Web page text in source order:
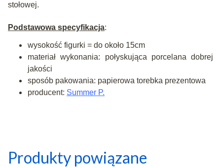
stołowej.
Podstawowa specyfikacja:
wysokość figurki = do około 15cm
materiał wykonania: połyskująca porcelana dobrej
jakości
sposób pakowania: papierowa torebka prezentowa
producent: Summer P.
Produkty powiązane